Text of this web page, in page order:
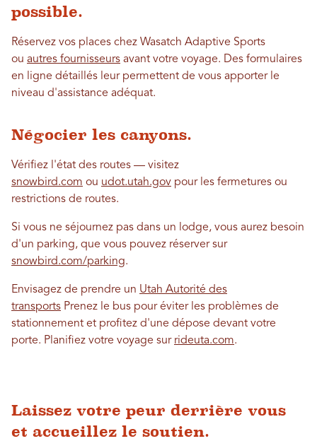
possible.
Réservez vos places chez Wasatch Adaptive Sports
ou autres fournisseurs avant votre voyage. Des formulaires
en ligne détaillés leur permettent de vous apporter le
niveau d'assistance adéquat.
Négocier les canyons.
Vérifiez l'état des routes — visitez
snowbird.com ou udot.utah.gov pour les fermetures ou
restrictions de routes.
Si vous ne séjournez pas dans un lodge, vous aurez besoin
d'un parking, que vous pouvez réserver sur
snowbird.com/parking.
Envisagez de prendre un Utah Autorité des
transports Prenez le bus pour éviter les problèmes de
stationnement et profitez d'une dépose devant votre
porte. Planifiez votre voyage sur rideuta.com.
Laissez votre peur derrière vous
et accueillez le soutien.